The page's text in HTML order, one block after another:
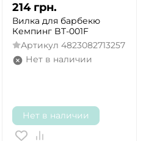
214 грн.
Вилка для барбекю
Кемпинг BT-001F
Артикул 4823082713257
Нет в наличии
Нет в наличии